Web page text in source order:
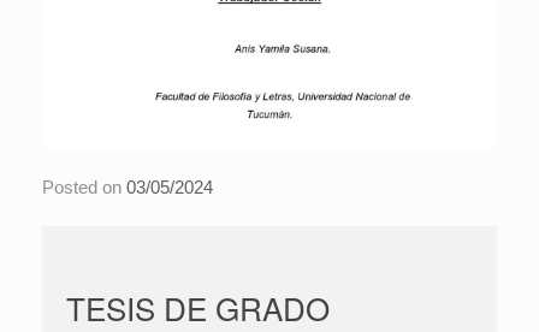
Posted on 03/05/2024
TESIS DE GRADO